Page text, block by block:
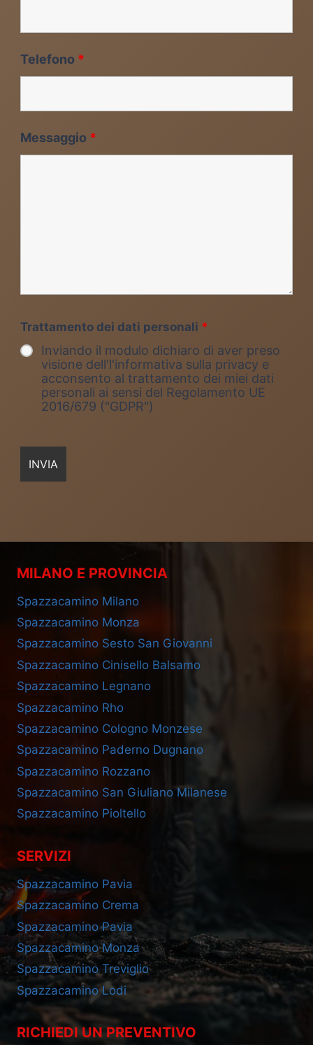
Telefono *
Messaggio *
Trattamento dei dati personali *
Inviando il modulo dichiaro di aver preso
visione dell'l'informativa sulla privacy e
acconsento al trattamento dei miei dati
personali ai sensi del Regolamento UE
2016/679 ("GDPR")
MILANO E PROVINCIA
Spazzacamino Milano
Spazzacamino Monza
Spazzacamino Sesto San Giovanni
Spazzacamino Cinisello Balsamo
Spazzacamino Legnano
Spazzacamino Rho
Spazzacamino Cologno Monzese
Spazzacamino Paderno Dugnano
Spazzacamino Rozzano
Spazzacamino San Giuliano Milanese
Spazzacamino Pioltello
SERVIZI
Spazzacamino Pavia
Spazzacamino Crema
Spazzacamino Pavia
Spazzacamino Monza
Spazzacamino Treviglio
Spazzacamino Lodi
RICHIEDI UN PREVENTIVO